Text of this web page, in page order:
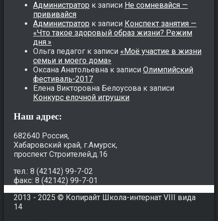
Администратор к записи Не сомневайся —
прививайся
Администратор к записи Конспект занятия —
«Что такое здоровый образ жизни? Режим
дня.»
Ольга педагог к записи «Моё участие в жизни
семьи и моего дома»
Оксана Анатольевна к записи Олимпийский
фестиваль-2017
Елена Викторовна Белоусова к записи
Конкурс елочной игрушки
Наш адрес:
682640 Россия,
Хабаровский край, г.Амурск,
проспект Строителей,д.16
тел.: 8 (42142) 99-7-02
факс: 8 (42142) 99-7-01
2013 - 2025 © Копирайт Школа-интернат VIII вида
14